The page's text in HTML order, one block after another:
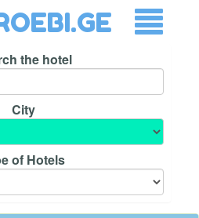
the hotel
City
of Hotels